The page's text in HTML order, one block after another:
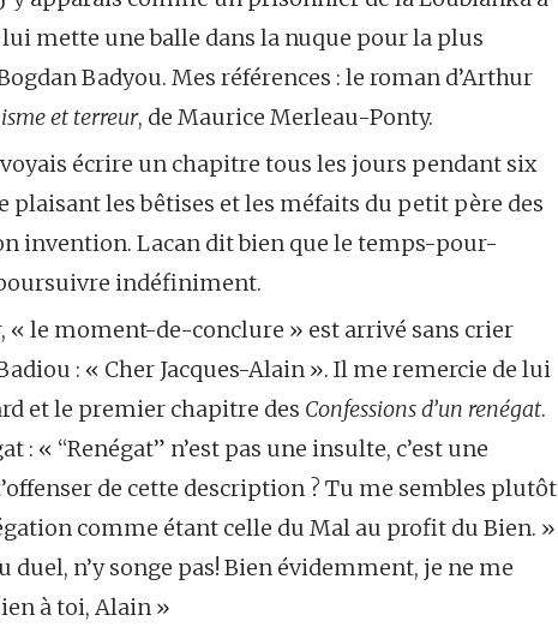
lui mette une balle dans la nuque pour la plus
Badyou. Mes références : le roman d’Arthur
et terreur, de Maurice Merleau-Ponty.
écrire un chapitre tous les jours pendant six
plaisant les bêtises et les méfaits du petit père des
invention. Lacan dit bien que le temps-pour-
indéfiniment.
« le moment-de-conclure » est arrivé sans crier
: « Cher Jacques-Alain ». Il me remercie de lui
et le premier chapitre des Confessions d’un renégat.
« “Renégat” n’est pas une insulte, c’est une
de cette description ? Tu me sembles plutôt
comme étant celle du Mal au profit du Bien. »
n’y songe pas! Bien évidemment, je ne me
à toi, Alain »